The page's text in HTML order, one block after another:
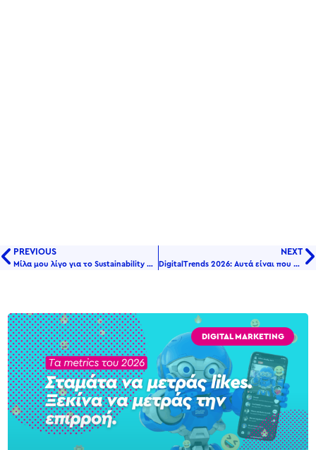
PREVIOUS
Μίλα μου λίγο για το Sustainability Marketing!
NEXT
DigitalTrends 2026: Αυτά είναι που πρέπει να παρακολουθήσετε
DIGITAL MARKETING